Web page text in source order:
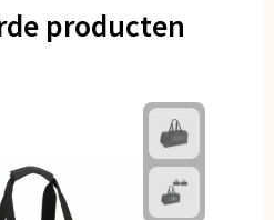
producten